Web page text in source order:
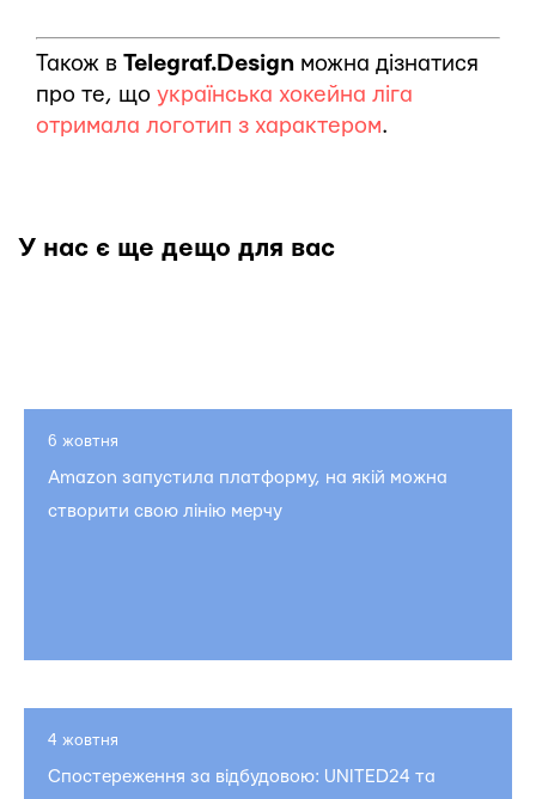
Також в Telegraf.Design можна дізнатися
про те, що українська хокейна ліга
отримала логотип з характером.
У нас є ще дещо для вас
6 жовтня
Amazon запустила платформу, на якій можна
створити свою лінію мерчу
4 жовтня
Спостереження за відбудовою: UNITED24 та